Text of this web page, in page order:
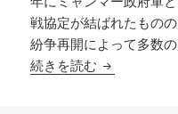
戦協定が結ばれたもの
紛争再開によって多数の
続きを読む ミャンマー